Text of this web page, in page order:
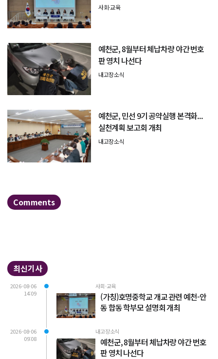
사회·교육
예천군, 8월부터 체납차량 야간 번호
판 영치 나선다
내고장소식
예천군, 민선 9기 공약실행 본격화...
실천계획 보고회 개최
내고장소식
Comments
최신기사
2026-08-06
14:09
사회·교육
(가칭)호명중학교 개교 관련 예천-안
동 합동 학부모 설명회 개최
2026-08-06
09:08
내고장소식
예천군, 8월부터 체납차량 야간 번호
판 영치 나선다